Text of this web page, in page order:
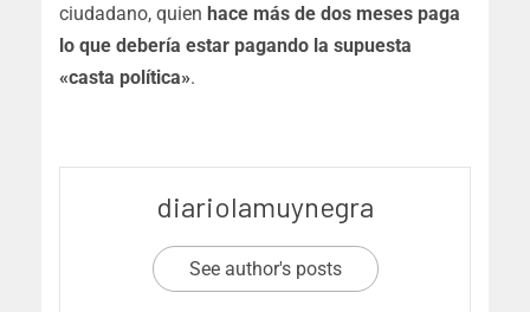
ciudadano, quien hace más de dos meses paga
lo que debería estar pagando la supuesta
«casta política».
diariolamuynegra
See author's posts